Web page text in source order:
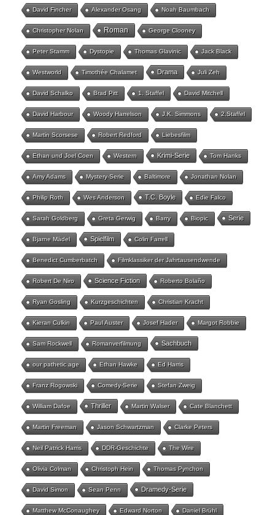
David Fincher Alexander Osang Noah Baumbach
Christopher Nolan Roman George Clooney
Peter Stamm Dystopie Thomas Glavinic Jack Black
Westworld Timothée Chalamet Drama Juli Zeh
David Schalko Brad Pitt 1. Staffel David Mitchell
David Harbour Woody Harrelson J.K. Simmons 2.Staffel
Martin Scorsese Robert Redford Liebesfilm
Ethan und Joel Coen Western Krimi-Serie Tom Hanks
Amy Adams Mystery-Serie Baltimore Jonathan Nolan
Philip Roth Wes Anderson T.C. Boyle Edie Falco
Sarah Goldberg Greta Gerwig Barry Biopic Serie
Bjarne Mädel Spielfilm Colin Farrell
Benedict Cumberbatch Filmklassiker der Jahrtausendwende
Robert De Niro Science Fiction Roberto Bolaño
Ryan Gosling Kurzgeschichten Christian Kracht
Kieran Culkin Paul Auster Josef Hader Margot Robbie
Sam Rockwell Romanverfilmung Sachbuch
our pathetic age Ethan Hawke Ed Harris
Franz Rogowski Comedy-Serie Stefan Zweig
William Dafoe Thriller Martin Walser Cate Blanchett
Martin Freeman Jason Schwartzman Clarke Peters
Neil Patrick Harris DDR-Geschichte The Wire
Olivia Colman Christoph Hein Thomas Pynchon
David Simon Sean Penn Dramedy-Serie
Matthew McConaughey Edward Norton Daniel Brühl